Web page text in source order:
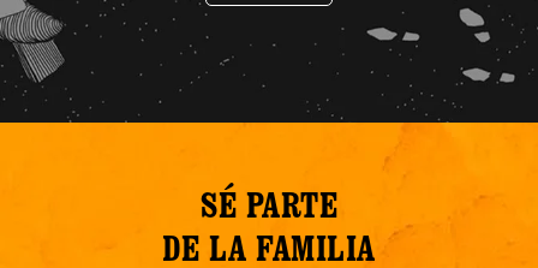
SÉ PARTE
DE LA FAMILIA